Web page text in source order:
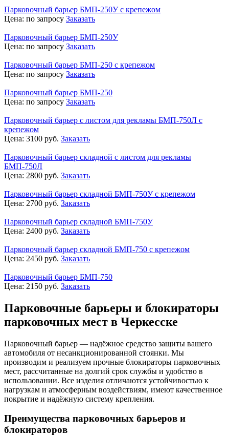
Парковочный барьер БМП-250У с крепежом
Цена: по запросу Заказать
Парковочный барьер БМП-250У
Цена: по запросу Заказать
Парковочный барьер БМП-250 с крепежом
Цена: по запросу Заказать
Парковочный барьер БМП-250
Цена: по запросу Заказать
Парковочный барьер с листом для рекламы БМП-750Л с
крепежом
Цена: 3100 руб. Заказать
Парковочный барьер складной с листом для рекламы
БМП-750Л
Цена: 2800 руб. Заказать
Парковочный барьер складной БМП-750У с крепежом
Цена: 2700 руб. Заказать
Парковочный барьер складной БМП-750У
Цена: 2400 руб. Заказать
Парковочный барьер складной БМП-750 с крепежом
Цена: 2450 руб. Заказать
Парковочный барьер БМП-750
Цена: 2150 руб. Заказать
Парковочные барьеры и блокираторы
парковочных мест в Черкесске
Парковочный барьер — надёжное средство защиты вашего
автомобиля от несанкционированной стоянки. Мы
производим и реализуем прочные блокираторы парковочных
мест, рассчитанные на долгий срок службы и удобство в
использовании. Все изделия отличаются устойчивостью к
нагрузкам и атмосферным воздействиям, имеют качественное
покрытие и надёжную систему крепления.
Преимущества парковочных барьеров и
блокираторов